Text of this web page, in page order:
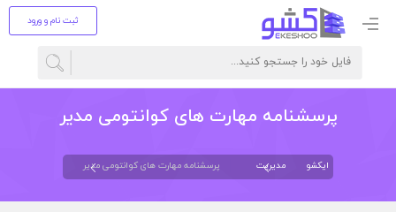
ثبت نام و ورود
پرسشنامه مهارت های کوانتومی مدیر
ایکشو مدیریت پرسشنامه مهارت های کوانتومی مدیر